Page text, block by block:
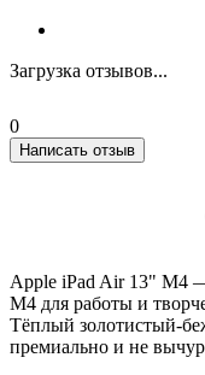
Загрузка отзывов...
0
Написать отзыв
Apple iPad Air 13" M4
M4 для работы и
Тёплый золотистый-
премиально и не